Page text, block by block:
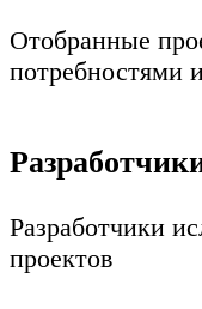
Отобранные
потребностями
Разработчики
проектов